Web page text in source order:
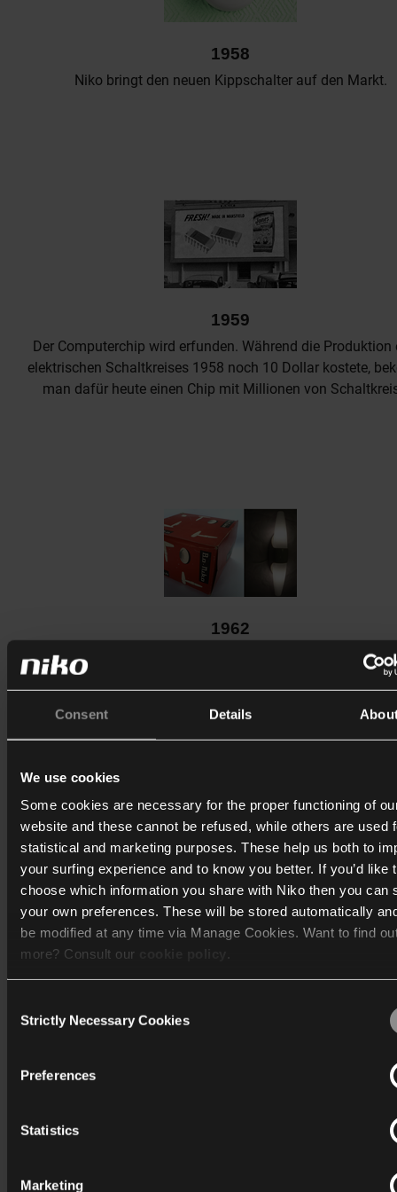
Consent Details
We use cookies
Some cookies are necessary for the proper functioning of
website and these cannot be refused, while others are used
statistical and marketing purposes. These help us both to
your surfing experience and to know you better. If you’d like
choose which information you share with Niko then you can
your own preferences. These will be stored automatically
be modified at any time via Manage Cookies. Want to find
more? Consult our
.
We work with40 third parties
who may receive and
Selection
Strictly Necessary Cookies
Preferences
Statistics
Marketing
1958
Niko bringt den neuen Kippschalter auf den Markt.
1959
Der Computerchip wird erfunden. Während die Produktion
elektrischen Schaltkreises 1958 noch 10 Dollar kostete,
man dafür heute einen Chip mit Millionen von
1962
Bo-Niko-Leuchten erblicken das Licht der Welt und
Riesenerfolg, was Niko ermutigt, eine neue Fabrik im
1963
Ständige Innovation führt zur Erkundung verschiedener
Produkte und Bereiche. In den 1960er-Jahren steigt der
100 auf 265 Millionen belgische Francs (2,5 auf 6,6